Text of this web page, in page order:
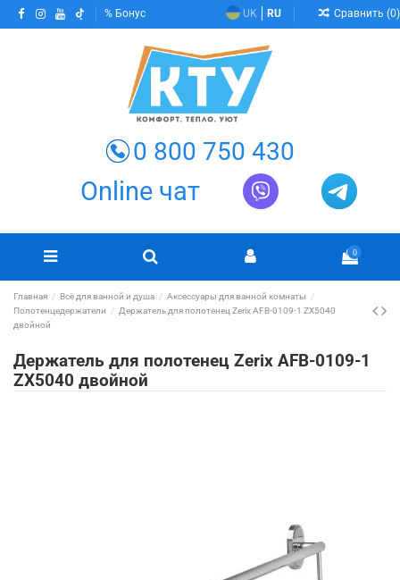
Бонус UK RU Сравнить (0)
0 800 750 430
Online чат
0
Главная Всё для ванной и душа
Аксессуары для ванной комнаты
Полотенцедержатели
Держатель для полотенец Zerix AFB-0109-1 ZX5040
двойной
Держатель для полотенец Zerix AFB-0109-1
ZX5040 двойной